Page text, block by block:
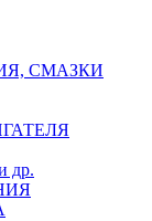
СМАЗКИ